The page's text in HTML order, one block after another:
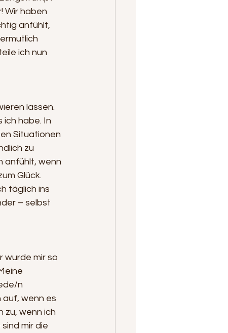
Wir haben
anfühlt,
ich nun
lassen.
ich habe. In
Situationen
zu
anfühlt, wenn
Glück.
täglich ins
– selbst
wurde mir so
n
auf, wenn es
zu, wenn ich
mir die